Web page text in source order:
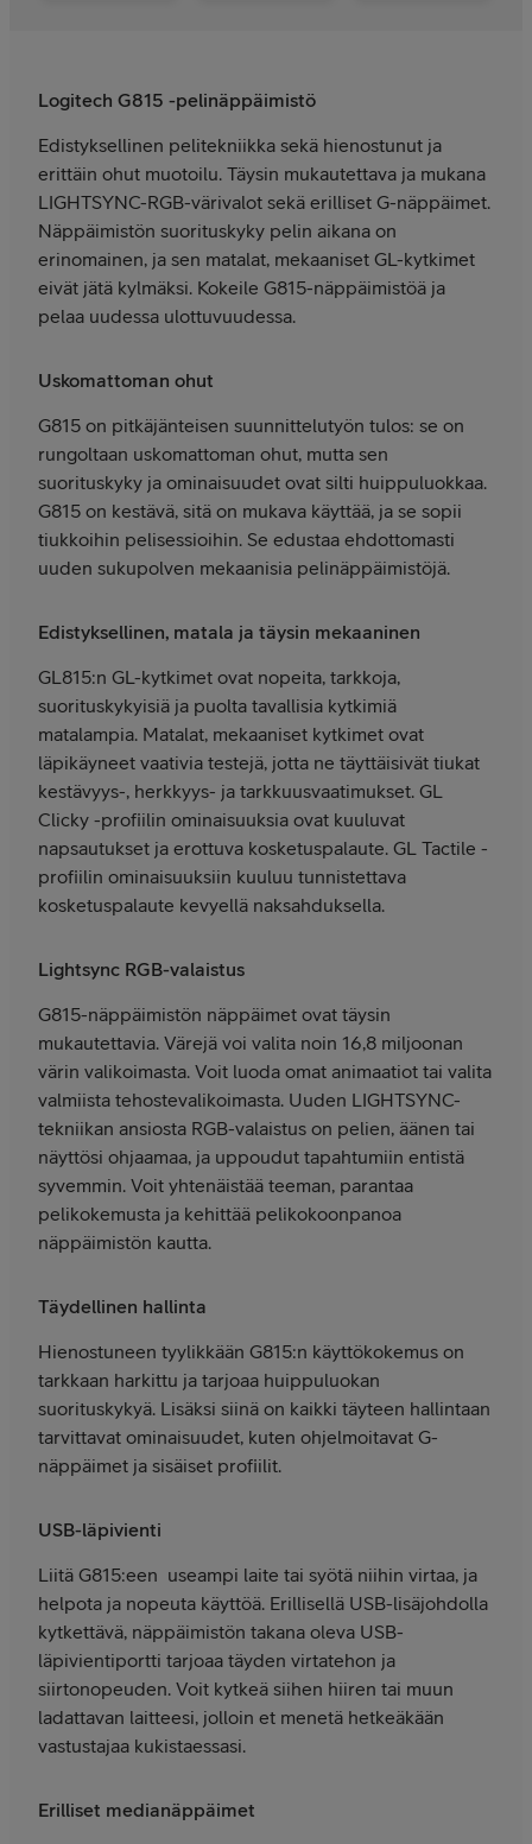
Logitech G815 -pelinäppäimistö
Edistyksellinen pelitekniikka sekä hienostunut ja
erittäin ohut muotoilu. Täysin mukautettava ja mukana
LIGHTSYNC-RGB-värivalot sekä erilliset G-näppäimet.
Näppäimistön suorituskyky pelin aikana on
erinomainen, ja sen matalat, mekaaniset GL-kytkimet
eivät jätä kylmäksi. Kokeile G815-näppäimistöä ja
pelaa uudessa ulottuvuudessa.
Uskomattoman ohut
G815 on pitkäjänteisen suunnittelutyön tulos: se on
rungoltaan uskomattoman ohut, mutta sen
suorituskyky ja ominaisuudet ovat silti huippuluokkaa.
G815 on kestävä, sitä on mukava käyttää, ja se sopii
tiukkoihin pelisessioihin. Se edustaa ehdottomasti
uuden sukupolven mekaanisia pelinäppäimistöjä.
Edistyksellinen, matala ja täysin mekaaninen
GL815:n GL-kytkimet ovat nopeita, tarkkoja,
suorituskykyisiä ja puolta tavallisia kytkimiä
matalampia. Matalat, mekaaniset kytkimet ovat
läpikäyneet vaativia testejä, jotta ne täyttäisivät tiukat
kestävyys-, herkkyys- ja tarkkuusvaatimukset. GL
Clicky -profiilin ominaisuuksia ovat kuuluvat
napsautukset ja erottuva kosketuspalaute. GL Tactile -
profiilin ominaisuuksiin kuuluu tunnistettava
kosketuspalaute kevyellä naksahduksella.
Lightsync RGB-valaistus
G815-näppäimistön näppäimet ovat täysin
mukautettavia. Värejä voi valita noin 16,8 miljoonan
värin valikoimasta. Voit luoda omat animaatiot tai valita
valmiista tehostevalikoimasta. Uuden LIGHTSYNC-
tekniikan ansiosta RGB-valaistus on pelien, äänen tai
näyttösi ohjaamaa, ja uppoudut tapahtumiin entistä
syvemmin. Voit yhtenäistää teeman, parantaa
pelikokemusta ja kehittää pelikokoonpanoa
näppäimistön kautta.
Täydellinen hallinta
Hienostuneen tyylikkään G815:n käyttökokemus on
tarkkaan harkittu ja tarjoaa huippuluokan
suorituskykyä. Lisäksi siinä on kaikki täyteen hallintaan
tarvittavat ominaisuudet, kuten ohjelmoitavat G-
näppäimet ja sisäiset profiilit.
USB-läpivienti
Liitä G815:een useampi laite tai syötä niihin virtaa, ja
helpota ja nopeuta käyttöä. Erillisellä USB-lisäjohdolla
kytkettävä, näppäimistön takana oleva USB-
läpivientiportti tarjoaa täyden virtatehon ja
siirtonopeuden. Voit kytkeä siihen hiiren tai muun
ladattavan laitteesi, jolloin et menetä hetkeäkään
vastustajaa kukistaessasi.
Erilliset medianäppäimet